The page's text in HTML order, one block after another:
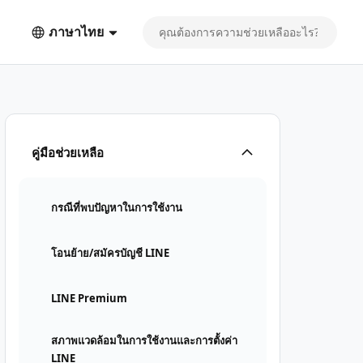
ภาษาไทย
คู่มือช่วยเหลือ
กรณีที่พบปัญหาในการใช้งาน
โอนย้าย/สมัครบัญชี LINE
LINE Premium
สภาพแวดล้อมในการใช้งานและการตั้งค่า
LINE